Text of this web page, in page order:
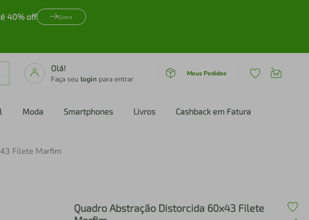
40% off Quero
Olá!
Faça seu login para entrar
Meus Pedidos
Moda Smartphones Livros Cashback em Fatura
Filete Marfim
Quadro Abstração Distorcida 60x43 Filete